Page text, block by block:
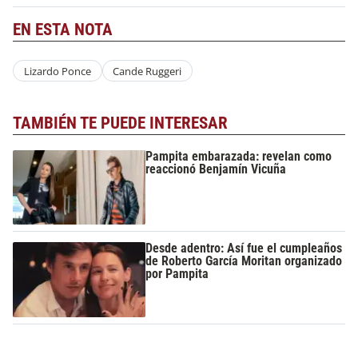
EN ESTA NOTA
Lizardo Ponce Cande Ruggeri
TAMBIÉN TE PUEDE INTERESAR
Pampita embarazada: revelan como
reaccionó Benjamín Vicuña
Desde adentro: Así fue el cumpleaños
de Roberto García Moritan organizado
por Pampita